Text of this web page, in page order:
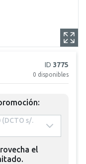
ID 3775
0 disponibles
s/.
el